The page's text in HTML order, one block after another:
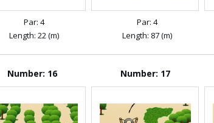
Par: 4
Length: 22 (m)
Par: 4
Length: 87 (m)
Number: 16 Number: 17